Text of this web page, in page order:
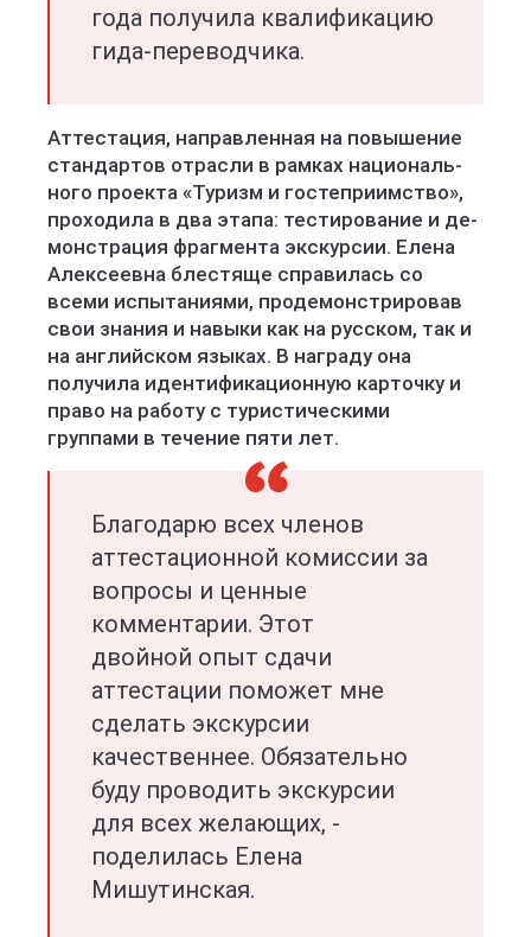
года получила квалификацию
гида-переводчика.
Ат­тес­та­ция, нап­рав­лен­ная на по­вы­ше­ние
стан­дар­тов от­рас­ли в рам­ках на­ци­ональ­
но­го про­ек­та «Ту­ризм и гос­теп­ри­имс­тво»,
проходила в два этапа: тес­ти­ро­ва­ние и де­
монс­тра­ция фрагмента эк­скур­сии. Елена
Алексеевна блестяще справилась со
всеми испытаниями, продемонстрировав
свои знания и навыки как на русском, так и
на английском языках. В награду она
получила идентификационную карточку и
право на работу с туристическими
группами в течение пяти лет.
Благодарю всех членов
аттестационной комиссии за
вопросы и ценные
комментарии. Этот
двойной опыт сдачи
аттестации поможет мне
сделать экскурсии
качественнее. Обязательно
буду проводить экскурсии
для всех желающих, -
поделилась Елена
Мишутинская.